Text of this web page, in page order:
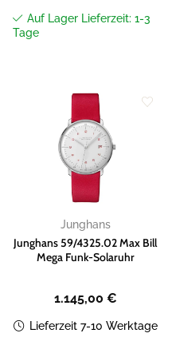
Auf Lager Lieferzeit: 1-3
Tage
Wunschliste
hinzufügen
Junghans
Junghans 59/4325.02 Max Bill
Mega Funk-Solaruhr
1.145,00 €
Lieferzeit 7-10 Werktage